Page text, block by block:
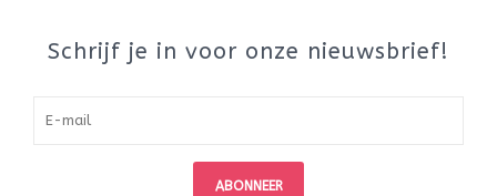
Schrijf je in voor onze nieuwsbrief!
ABONNEER